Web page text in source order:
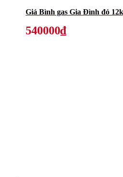
Giá Bình gas Gia Đình đỏ
540000₫